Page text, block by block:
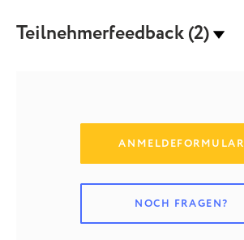
Teilnehmerfeedback (2)
ANMELDEFORMULAR
NOCH FRAGEN?